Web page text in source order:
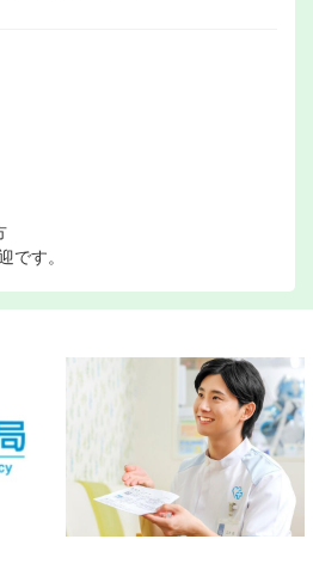
です。